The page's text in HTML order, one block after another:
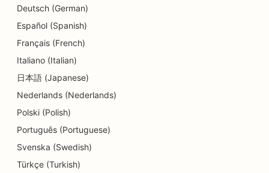
SEO võlanõustamise teenuste jaoks
SEO hambaravikliinikutele
SEO söögikohtadele
SEO dermabrasiooniteenuste jaoks
SEO detailide kauplustele
SEO Donut kauplustele
Deutsch (German)
Español (Spanish)
Français (French)
Italiano (Italian)
日本語 (Japanese)
Nederlands (Nederlands)
Polski (Polish)
Português (Portuguese)
Svenska (Swedish)
Türkçe (Turkish)